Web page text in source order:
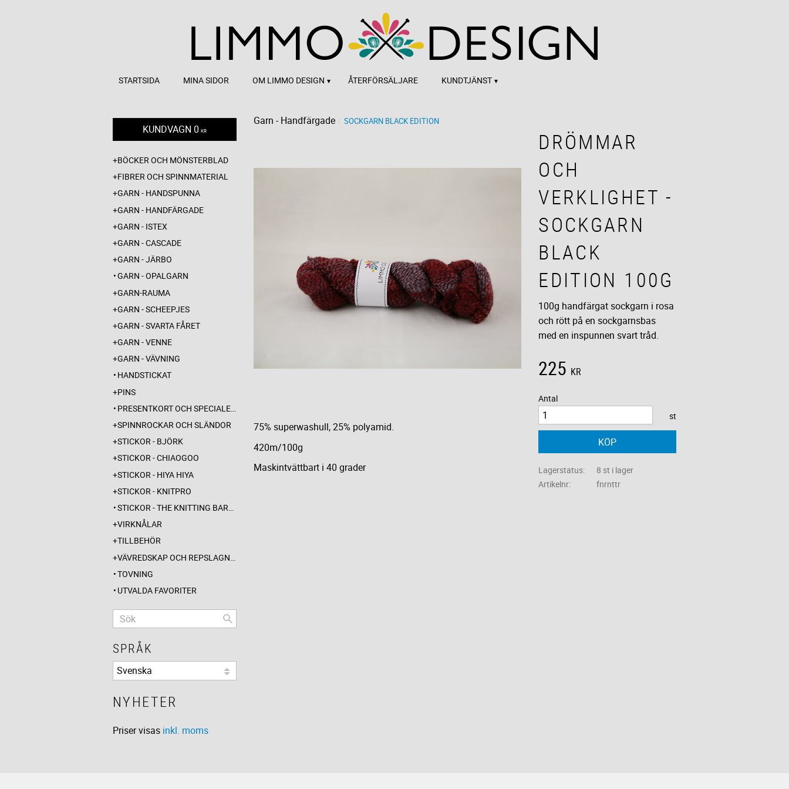
STARTSIDA MINA SIDOR OM LIMMO DESIGN ÅTERFÖRSÄLJARE KUNDTJÄNST
Garn - Handfärgade SOCKGARN BLACK EDITION
DRÖMMAR
OCH
VERKLIGHET -
SOCKGARN
BLACK
EDITION 100G
100g handfärgat sockgarn i rosa
och rött på en sockgarnsbas
med en inspunnen svart tråd.
225 KR
Antal
st
KÖP
Lagerstatus
8 st i lager
Artikelnr
fnrnttr
75% superwashull, 25% polyamid.
420m/100g
Maskintvättbart i 40 grader
KUNDVAGN 0 KR
BÖCKER OCH MÖNSTERBLAD
FIBRER OCH SPINNMATERIAL
GARN - HANDSPUNNA
GARN - HANDFÄRGADE
GARN - ISTEX
GARN - CASCADE
GARN - JÄRBO
GARN - OPALGARN
GARN-RAUMA
GARN - SCHEEPJES
GARN - SVARTA FÅRET
GARN - VENNE
GARN - VÄVNING
HANDSTICKAT
PINS
PRESENTKORT OCH SPECIALERBJUDANDEN
SPINNROCKAR OCH SLÄNDOR
STICKOR - BJÖRK
STICKOR - CHIAOGOO
STICKOR - HIYA HIYA
STICKOR - KNITPRO
STICKOR - THE KNITTING BARBER
VIRKNÅLAR
TILLBEHÖR
VÄVREDSKAP OCH REPSLAGNING
TOVNING
UTVALDA FAVORITER
SPRÅK
NYHETER
Priser visas inkl. moms